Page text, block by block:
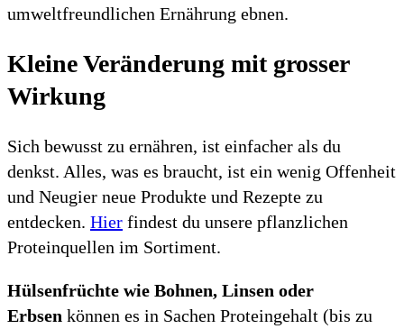
umweltfreundlichen Ernährung ebnen.
Kleine Veränderung mit grosser
Wirkung
Sich bewusst zu ernähren, ist einfacher als du
denkst. Alles, was es braucht, ist ein wenig Offenheit
und Neugier neue Produkte und Rezepte zu
entdecken. Hier findest du unsere pflanzlichen
Proteinquellen im Sortiment.
Hülsenfrüchte wie Bohnen, Linsen oder
Erbsen können es in Sachen Proteingehalt (bis zu